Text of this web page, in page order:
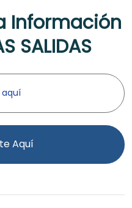
Información
SALIDAS
Aquí